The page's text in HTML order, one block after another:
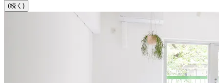
(続く)